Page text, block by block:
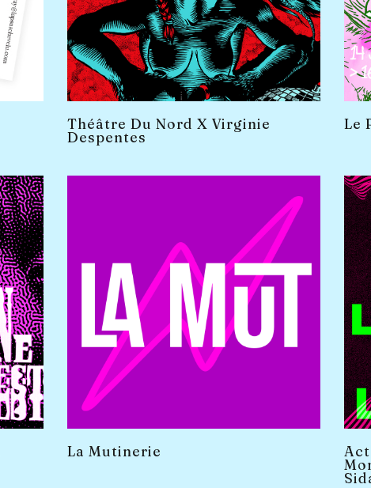
Théâtre Du Nord X Virginie
Despentes
Le
La Mutinerie